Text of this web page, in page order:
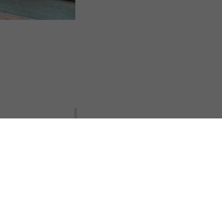
de confidentialité, en garantissant la conformité avec